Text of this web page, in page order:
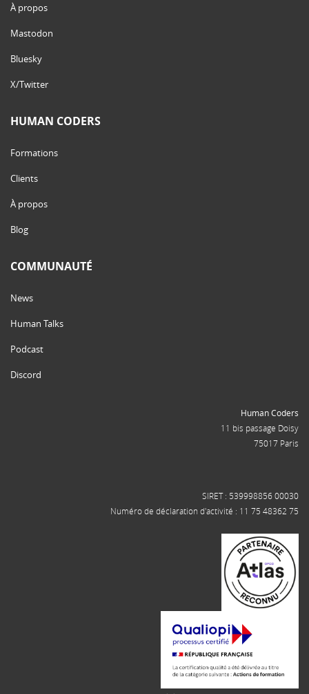
À propos
Mastodon
Bluesky
X/Twitter
HUMAN CODERS
Formations
Clients
À propos
Blog
COMMUNAUTÉ
News
Human Talks
Podcast
Discord
Human Coders
11 bis passage Doisy
75017 Paris
SIRET : 539998856 00030
Numéro de déclaration d'activité : 11 75 48362 75